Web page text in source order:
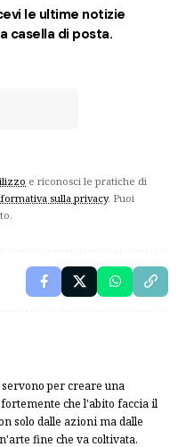
le ultime notizie
casella di posta.
e riconosci le pratiche di
sulla privacy. Puoi
per creare una
che l'abito faccia il
solo dalle azioni ma dalle
fine che va coltivata.